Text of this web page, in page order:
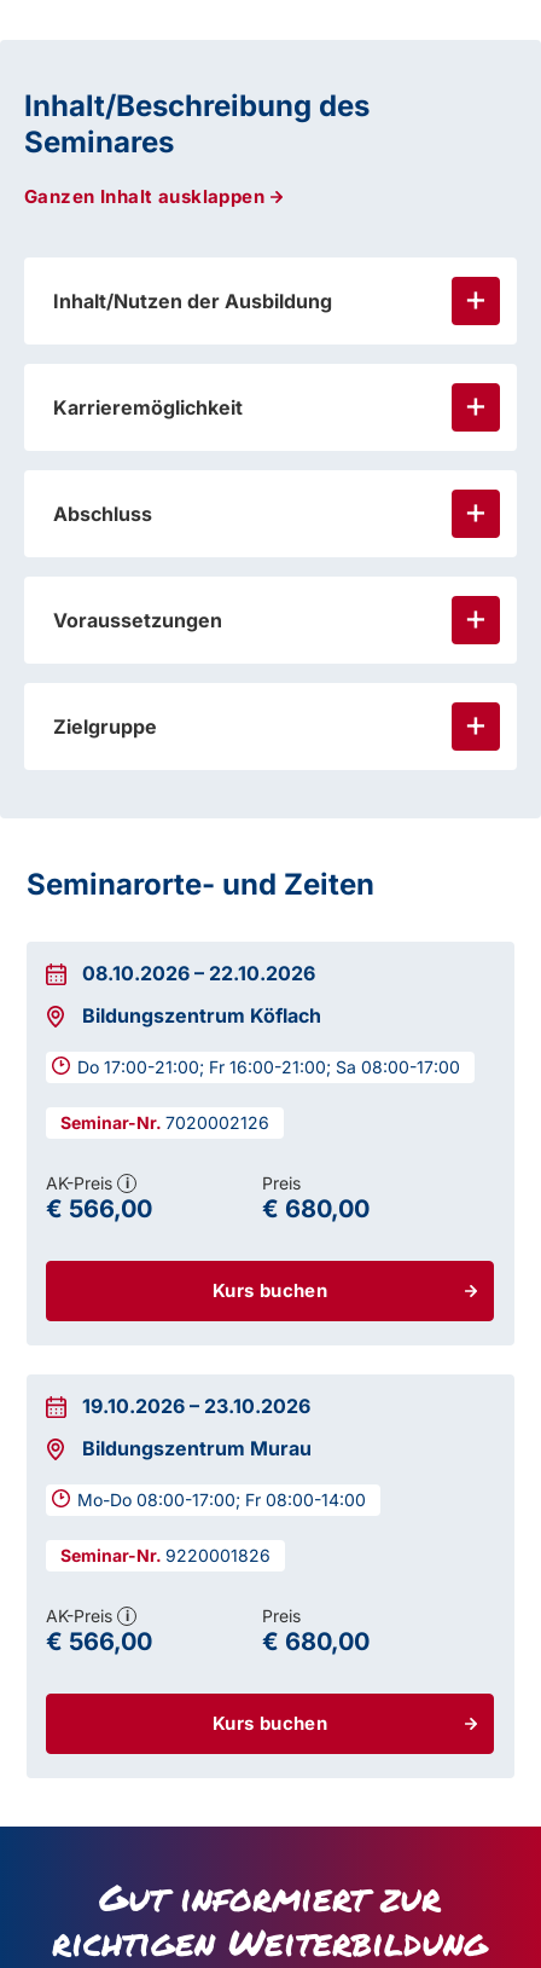
Inhalt/Beschreibung des
Seminares
Ganzen Inhalt ausklappen
Inhalt/Nutzen der Ausbildung
Karrieremöglichkeit
Abschluss
Voraussetzungen
Zielgruppe
Seminarorte- und Zeiten
08.10.2026 – 22.10.2026
Bildungszentrum Köflach
Do 17:00-21:00; Fr 16:00-21:00; Sa 08:00-17:00
7020002126
Kurs buchen
AK-Preis i
€ 566,00
Preis
€ 680,00
19.10.2026 – 23.10.2026
Bildungszentrum Murau
Mo-Do 08:00-17:00; Fr 08:00-14:00
9220001826
Kurs buchen
AK-Preis i
€ 566,00
Preis
€ 680,00
Gut informiert zur
richtigen Weiterbildung